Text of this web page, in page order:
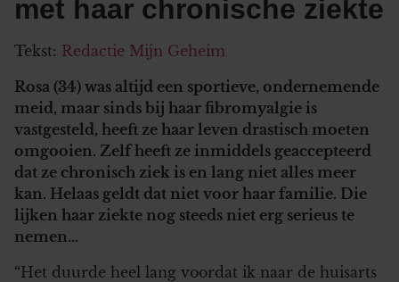
met haar chronische ziekte
Tekst: Redactie Mijn Geheim
Rosa (34) was altijd een sportieve, ondernemende
meid, maar sinds bij haar fibromyalgie is
vastgesteld, heeft ze haar leven drastisch moeten
omgooien. Zelf heeft ze inmiddels geaccepteerd
dat ze chronisch ziek is en lang niet alles meer
kan. Helaas geldt dat niet voor haar familie. Die
lijken haar ziekte nog steeds niet erg serieus te
nemen…
“Het duurde heel lang voordat ik naar de huisarts